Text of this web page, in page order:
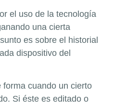
el uso de la tecnología
una cierta
es sobre el historial
dispositivo del
cuando un cierto
Si éste es editado o